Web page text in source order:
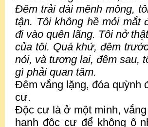
Đêm trải dài mênh mông,
tận. Tôi không hề mỏi mắt
đi vào quên lãng. Tôi nở
của tôi. Quá khứ, đêm
nói, và tương lai, đêm sau,
gì phải quan tâm.
Đêm vắng lặng, đóa quỳnh
cư.
Độc cư là ở một mình,
hạnh độc cư để không ô